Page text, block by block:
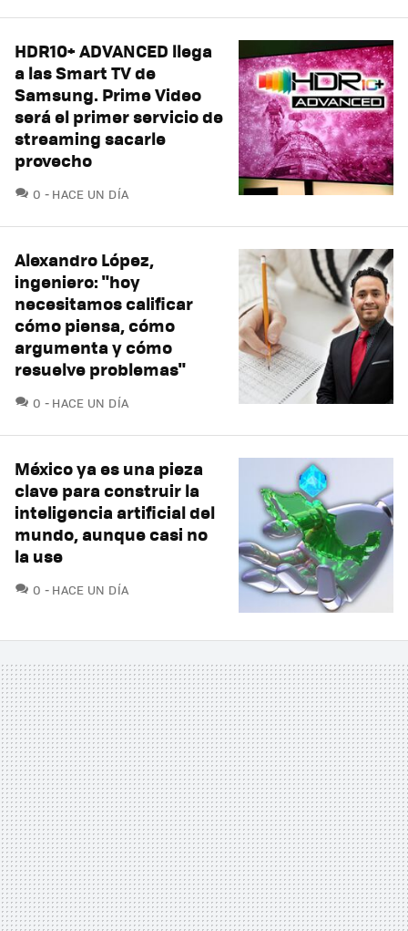
HDR10+ ADVANCED llega
a las Smart TV de
Samsung. Prime Video
será el primer servicio de
streaming sacarle
provecho
0 COMENTARIOS
HACE UN DÍA
Alexandro López,
ingeniero: "hoy
necesitamos calificar
cómo piensa, cómo
argumenta y cómo
resuelve problemas"
0 COMENTARIOS
HACE UN DÍA
México ya es una pieza
clave para construir la
inteligencia artificial del
mundo, aunque casi no
la use
0 COMENTARIOS
HACE UN DÍA